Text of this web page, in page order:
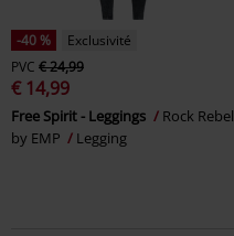
-40 %
Exclusivité
PVC € 24,99
€ 14,99
Free Spirit - Leggings
Rock Rebel
by EMP
Legging